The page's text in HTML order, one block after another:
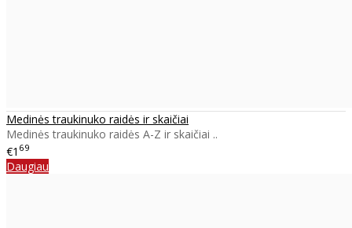
Medinės traukinuko raidės ir skaičiai
Medinės traukinuko raidės A-Z ir skaičiai ..
€1 69
Daugiau